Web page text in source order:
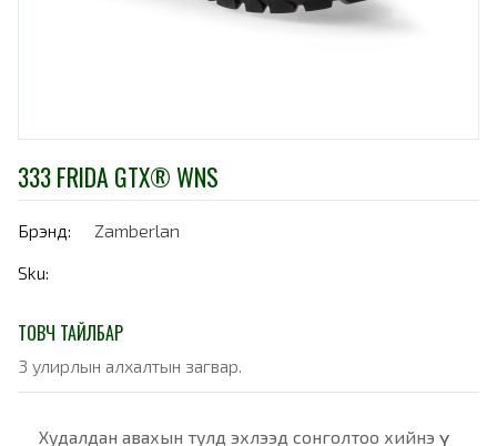
333 FRIDA GTX® WNS
Брэнд:
Zamberlan
Sku:
ТОВЧ ТАЙЛБАР
3 улирлын алхалтын загвар.
Худалдан авахын тулд эхлээд сонголтоо хийнэ үү